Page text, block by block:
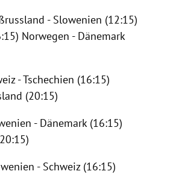
- Slowenien (12:15)
Norwegen - Dänemark
-Tschechien (16:15)
(20:15)
- Dänemark(16:15)
- Schweiz(16:15)